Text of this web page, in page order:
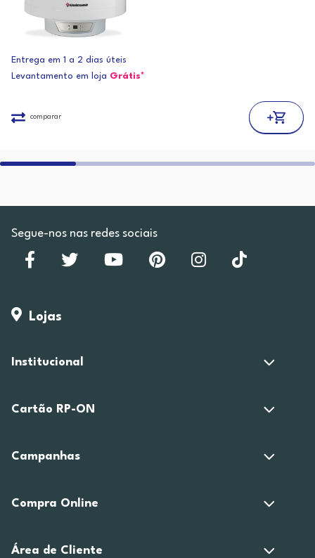
Entrega em 1 a 2 dias úteis
Levantamento em loja Grátis*
comparar
Segue-nos nas redes sociais
Lojas
Institucional
Cartão RP-ON
Campanhas
Compra Online
Área de Cliente